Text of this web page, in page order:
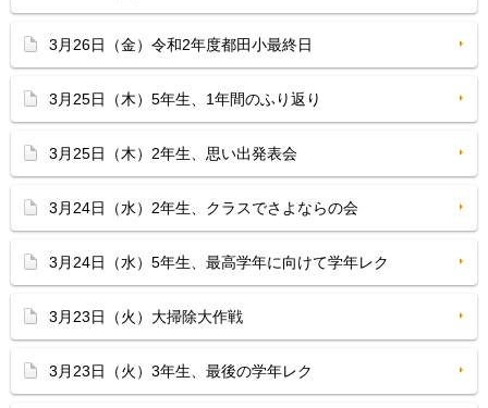
3月26日（金）令和2年度都田小最終日
3月25日（木）5年生、1年間のふり返り
3月25日（木）2年生、思い出発表会
3月24日（水）2年生、クラスでさよならの会
3月24日（水）5年生、最高学年に向けて学年レク
3月23日（火）大掃除大作戦
3月23日（火）3年生、最後の学年レク